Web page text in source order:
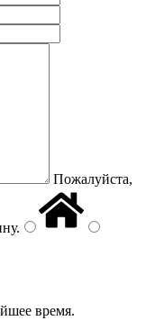
Пожалуйста,
.
время.